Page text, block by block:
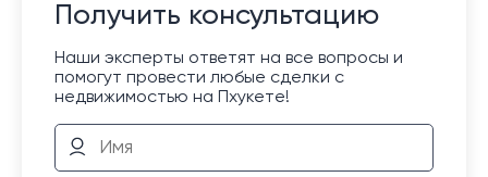
Получить консультацию
Наши эксперты ответят на все вопросы и
помогут провести любые сделки с
недвижимостью на Пхукете!